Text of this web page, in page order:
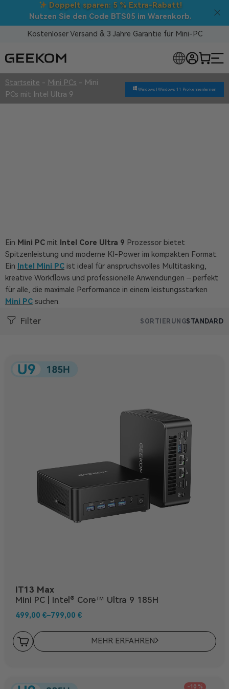
Back to School : Direktabzüge auf ALLE Mini-PCs!
Kostenloser Versand & 3 Jahre Garantie für Mini-PC
Startseite - Mini PCs - Mini
PCs mit Intel Ultra 9
Windows | Windows 11 Pro kennenlernen
Ein Mini PC mit Intel Core Ultra 9 Prozessor bietet
Spitzenleistung und moderne KI- Power im kompakten Format.
Ein Intel Mini PC ist ideal für anspruchsvolles Multitasking,
kreative Workflows und professionelle Anwendungen – perfekt
für alle, die maximale Performance in einem leistungsstarken
Mini PC suchen.
Filter SORTIERUNGSTANDARD
IT13 Max
Mini PC | Intel® Core™ Ultra 9 185H
499,00 €–799,00 €
MEHR ERFAHREN
-10 %
MINI-PCS